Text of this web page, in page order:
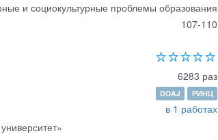
и социокультурные проблемы образования
107-110
6283 раз
DOAJ РИНЦ
в 1 работах